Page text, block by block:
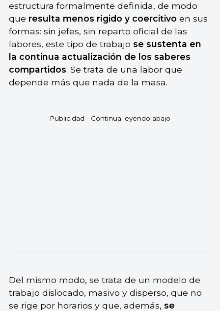
estructura formalmente definida, de modo
que resulta menos rígido y coercitivo en sus
formas: sin jefes, sin reparto oficial de las
labores, este tipo de trabajo se sustenta en
la continua actualización de los saberes
compartidos. Se trata de una labor que
depende más que nada de la masa.
Del mismo modo, se trata de un modelo de
trabajo dislocado, masivo y disperso, que no
se rige por horarios y que, además, se